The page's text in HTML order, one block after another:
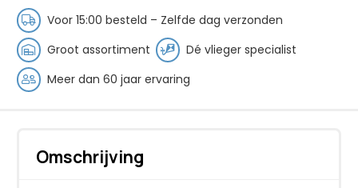
Voor 15:00 besteld – Zelfde dag verzonden
Groot assortiment
Dé vlieger specialist
Meer dan 60 jaar ervaring
Omschrijving